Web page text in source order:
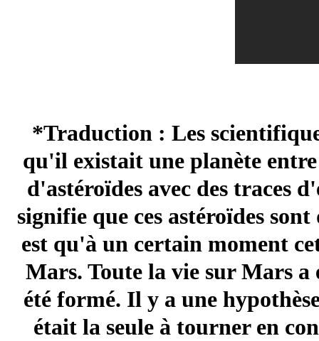
*Traduction : Les
qu'il existait une planète
d'astéroïdes avec des traces
signifie que ces astéroïdes
est qu'à un certain moment
Mars. Toute la vie sur Mars a
été formé. Il y a une
était la seule à tourner en